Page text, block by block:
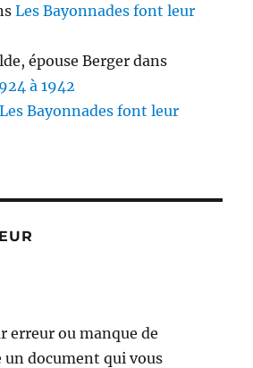
Les Bayonnades font leur
épouse Berger dans
à 1942
Les Bayonnades font leur
erreur ou manque de
document qui vous